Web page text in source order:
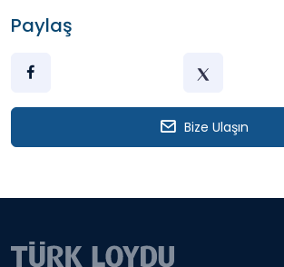
Paylaş
Bize Ulaşın